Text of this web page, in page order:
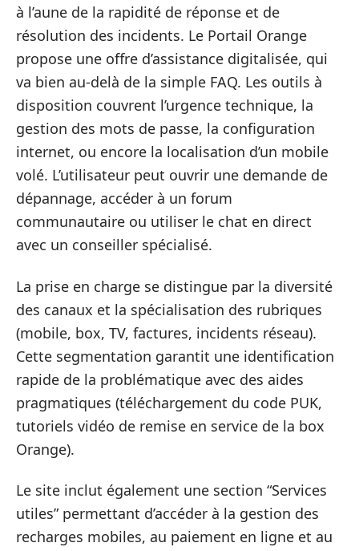
à l’aune de la rapidité de réponse et de
résolution des incidents. Le Portail Orange
propose une offre d’assistance digitalisée, qui
va bien au-delà de la simple FAQ. Les outils à
disposition couvrent l’urgence technique, la
gestion des mots de passe, la configuration
internet, ou encore la localisation d’un mobile
volé. L’utilisateur peut ouvrir une demande de
dépannage, accéder à un forum
communautaire ou utiliser le chat en direct
avec un conseiller spécialisé.
La prise en charge se distingue par la diversité
des canaux et la spécialisation des rubriques
(mobile, box, TV, factures, incidents réseau).
Cette segmentation garantit une identification
rapide de la problématique avec des aides
pragmatiques (téléchargement du code PUK,
tutoriels vidéo de remise en service de la box
Orange).
Le site inclut également une section “Services
utiles” permettant d’accéder à la gestion des
recharges mobiles, au paiement en ligne et au